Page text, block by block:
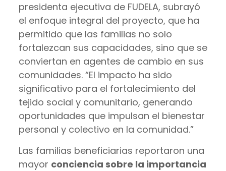
presidenta ejecutiva de FUDELA, subrayó
el enfoque integral del proyecto, que ha
permitido que las familias no solo
fortalezcan sus capacidades, sino que se
conviertan en agentes de cambio en sus
comunidades. “El impacto ha sido
significativo para el fortalecimiento del
tejido social y comunitario, generando
oportunidades que impulsan el bienestar
personal y colectivo en la comunidad.”
Las familias beneficiarias reportaron una
mayor conciencia sobre la importancia